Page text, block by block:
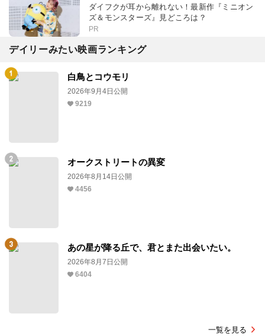
ダイフクが耳から離れない！最新作『ミニオン
ズ＆モンスターズ』見どころは？
PR
デイリーみたい映画ランキング
白鳥とコウモリ
2026年9月4日公開
9219
オークストリートの異変
2026年8月14日公開
4456
あの星が降る丘で、君とまた出会いたい。
2026年8月7日公開
6404
一覧を見る